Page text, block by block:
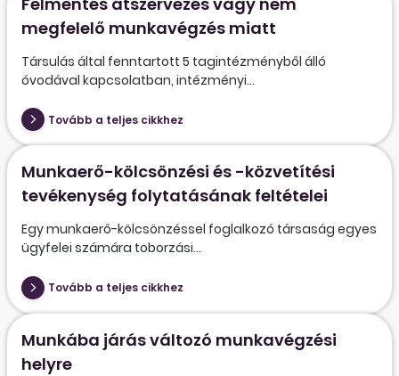
megfelelő munkavégzés miatt
Társulás által fenntartott 5 tagintézményből álló
óvodával kapcsolatban, intézményi...
Tovább a teljes cikkhez
Munkaerő-kölcsönzési és -közvetítési
tevékenység folytatásának feltételei
Egy munkaerő-kölcsönzéssel foglalkozó társaság egyes
ügyfelei számára toborzási...
Tovább a teljes cikkhez
Munkába járás változó munkavégzési
helyre